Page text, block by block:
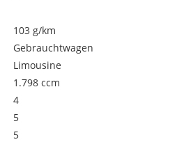
103 g/km
Gebrauchtwagen
Limousine
1.798 ccm
4
5
5